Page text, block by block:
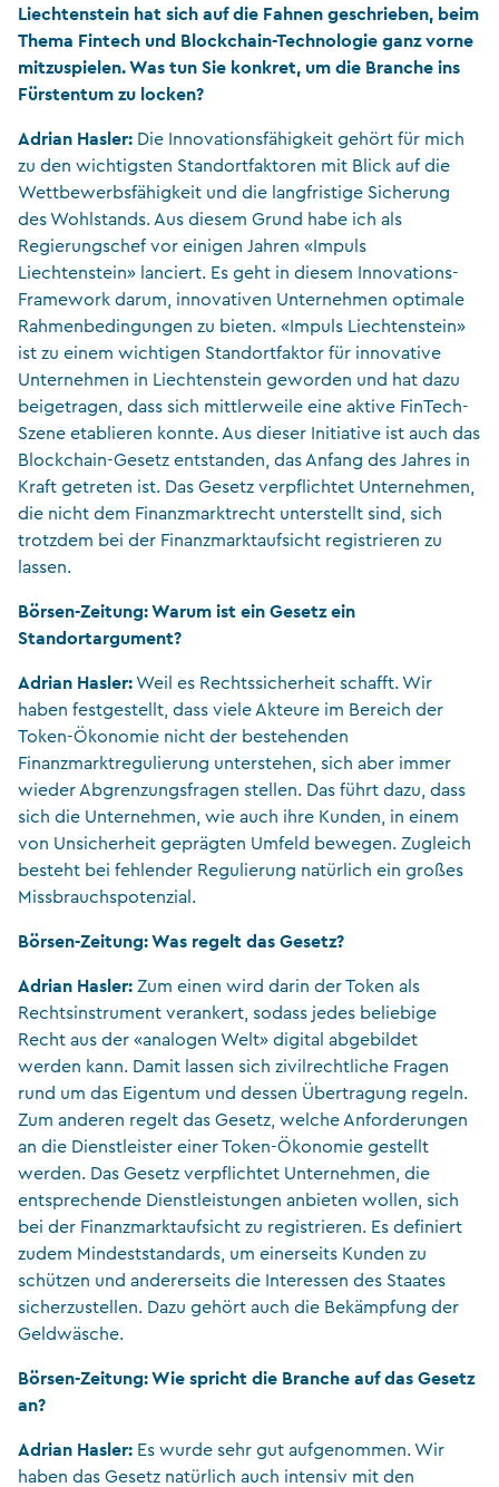
Liechtenstein hat sich auf die Fahnen geschrieben, beim
Thema Fintech und Blockchain-Technologie ganz vorne
mitzuspielen. Was tun Sie konkret, um die Branche ins
Fürstentum zu locken?
Adrian Hasler: Die Innovationsfähigkeit gehört für mich
zu den wichtigsten Standortfaktoren mit Blick auf die
Wettbewerbsfähigkeit und die langfristige Sicherung
des Wohlstands. Aus diesem Grund habe ich als
Regierungschef vor einigen Jahren «Impuls
Liechtenstein» lanciert. Es geht in diesem Innovations-
Framework darum, innovativen Unternehmen optimale
Rahmenbedingungen zu bieten. «Impuls Liechtenstein»
ist zu einem wichtigen Standortfaktor für innovative
Unternehmen in Liechtenstein geworden und hat dazu
beigetragen, dass sich mittlerweile eine aktive FinTech-
Szene etablieren konnte. Aus dieser Initiative ist auch das
Blockchain-Gesetz entstanden, das Anfang des Jahres in
Kraft getreten ist. Das Gesetz verpflichtet Unternehmen,
die nicht dem Finanzmarktrecht unterstellt sind, sich
trotzdem bei der Finanzmarktaufsicht registrieren zu
lassen.
Börsen-Zeitung: Warum ist ein Gesetz ein
Standortargument?
Adrian Hasler:Weil es Rechtssicherheit schafft. Wir
haben festgestellt, dass viele Akteure im Bereich der
Token-Ökonomie nicht der bestehenden
Finanzmarktregulierung unterstehen, sich aber immer
wieder Abgrenzungsfragen stellen. Das führt dazu, dass
sich die Unternehmen, wie auch ihre Kunden, in einem
von Unsicherheit geprägten Umfeld bewegen. Zugleich
besteht bei fehlender Regulierung natürlich ein großes
Missbrauchspotenzial.
Börsen-Zeitung: Was regelt das Gesetz?
Adrian Hasler: Zum einen wird darin der Token als
Rechtsinstrument verankert, sodass jedes beliebige
Recht aus der «analogen Welt» digital abgebildet
werden kann. Damit lassen sich zivilrechtliche Fragen
rund um das Eigentum und dessen Übertragung regeln.
Zum anderen regelt das Gesetz, welche Anforderungen
an die Dienstleister einer Token-Ökonomie gestellt
werden. Das Gesetz verpflichtet Unternehmen, die
entsprechende Dienstleistungen anbieten wollen, sich
bei der Finanzmarktaufsicht zu registrieren. Es definiert
zudem Mindeststandards, um einerseits Kunden zu
schützen und andererseits die Interessen des Staates
sicherzustellen. Dazu gehört auch die Bekämpfung der
Geldwäsche.
Börsen-Zeitung: Wie spricht die Branche auf das Gesetz
an?
Adrian Hasler: Es wurde sehr gut aufgenommen. Wir
haben das Gesetz natürlich auch intensiv mit den